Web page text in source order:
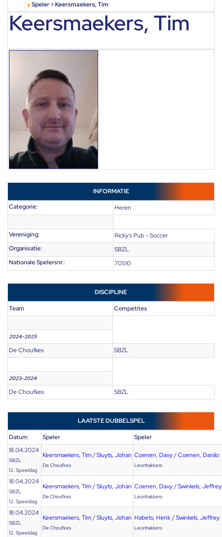
Speler > Keersmaekers, Tim
Keersmaekers, Tim
INFORMATIE
Categorie:
Heren
Vereniging:
Ricky's Pub - Soccer
Organisatie:
SBZL
Nationale Spelersnr.:
70510
DISCIPLINE
Team Competites
2024-2025
De Choufkes SBZL
2023-2024
De Choufkes SBZL
LAATSTE DUBBELSPEL
Datum Speler
Speler
18.04.2024
SBZL
12. Speeldag
Keersmaekers, Tim/Sluyts, Johan
De Choufkes
Coenen, Davy/Coenen, Danilo
Leonhakkers
18.04.2024
SBZL
12. Speeldag
Keersmaekers, Tim/Sluyts, Johan
De Choufkes
Coenen, Davy/Swinkels, Jeffrey
Leonhakkers
18.04.2024
SBZL
12. Speeldag
Keersmaekers, Tim/Sluyts, Johan
De Choufkes
Habets, Henk/Swinkels, Jeffrey
Leonhakkers